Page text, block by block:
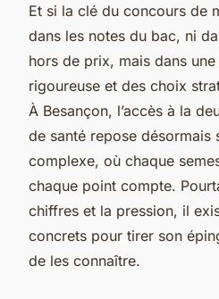
Et si la clé du concours de
dans les notes du bac, ni
hors de prix, mais dans
rigoureuse et des choix
À Besançon, l’accès à la
de santé repose désormais
complexe, où chaque
chaque point compte.
chiffres et la pression, il
concrets pour tirer son
de les connaître.